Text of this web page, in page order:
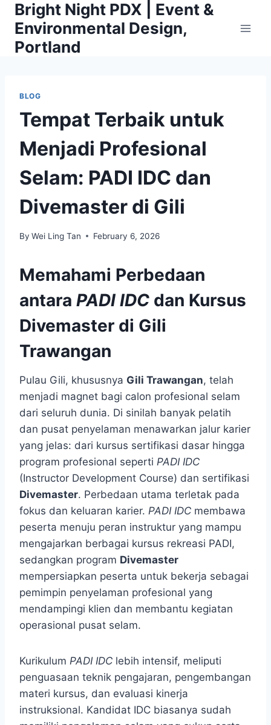
Skip
content
Bright Night PDX | Event &
Environmental Design,
Portland
BLOG
Tempat Terbaik untuk
Menjadi Profesional
Selam: PADI IDC dan
Divemaster di Gili
By Wei Ling Tan February 6, 2026
Memahami Perbedaan
antara PADI IDC dan Kursus
Divemaster di Gili
Trawangan
Pulau Gili, khususnya Gili Trawangan, telah
menjadi magnet bagi calon profesional selam
dari seluruh dunia. Di sinilah banyak pelatih
dan pusat penyelaman menawarkan jalur karier
yang jelas: dari kursus sertifikasi dasar hingga
program profesional seperti PADI IDC
(Instructor Development Course) dan sertifikasi
Divemaster. Perbedaan utama terletak pada
fokus dan keluaran karier. PADI IDC membawa
peserta menuju peran instruktur yang mampu
mengajarkan berbagai kursus rekreasi PADI,
sedangkan program Divemaster
mempersiapkan peserta untuk bekerja sebagai
pemimpin penyelaman profesional yang
mendampingi klien dan membantu kegiatan
operasional pusat selam.
Kurikulum PADI IDC lebih intensif, meliputi
penguasaan teknik pengajaran, pengembangan
materi kursus, dan evaluasi kinerja
instruksional. Kandidat IDC biasanya sudah